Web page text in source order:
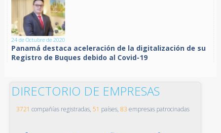
24 de Octubre de 2020
Panamá destaca aceleración de la digitalización de su
Registro de Buques debido al Covid-19
DIRECTORIO DE EMPRESAS
3721 compañías registradas, 51 países, 83 empresas patrocinadas